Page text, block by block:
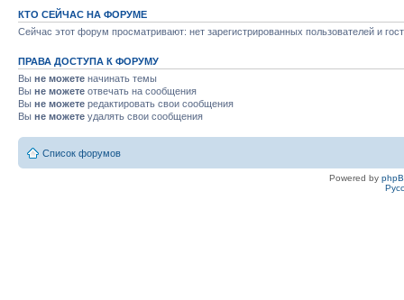
КТО СЕЙЧАС НА ФОРУМЕ
Сейчас этот форум просматривают: нет зарегистрированных пользователей и
ПРАВА ДОСТУПА К ФОРУМУ
Вы не можете начинать темы
Вы не можете отвечать на сообщения
Вы не можете редактировать свои сообщения
Вы не можете удалять свои сообщения
Список форумов
Powered by